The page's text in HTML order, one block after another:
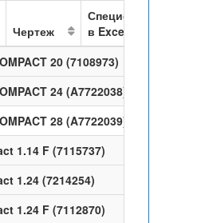
Чертеж
Спецификация
в Excel
20 (7108973)
24 (A7722038)
28 (A7722039)
1.14 F (7115737)
1.24 (7214254)
1.24 F (7112870)